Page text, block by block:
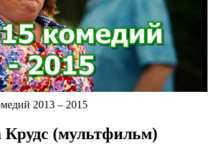
2013 – 2015
Крудс (мультфильм)